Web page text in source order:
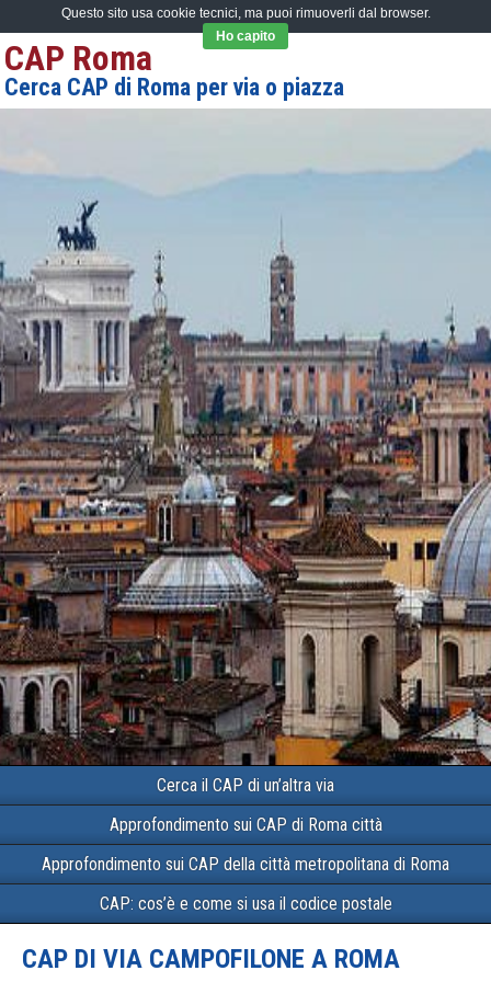
CAP Roma
Cerca CAP di Roma per via o piazza
Cerca il CAP di un’altra via
Approfondimento sui CAP di Roma città
Approfondimento sui CAP della città metropolitana di Roma
CAP: cos’è e come si usa il codice postale
CAP DI VIA CAMPOFILONE A ROMA
Questo sito usa cookie tecnici, ma puoi rimuoverli dal browser.
Ho capito